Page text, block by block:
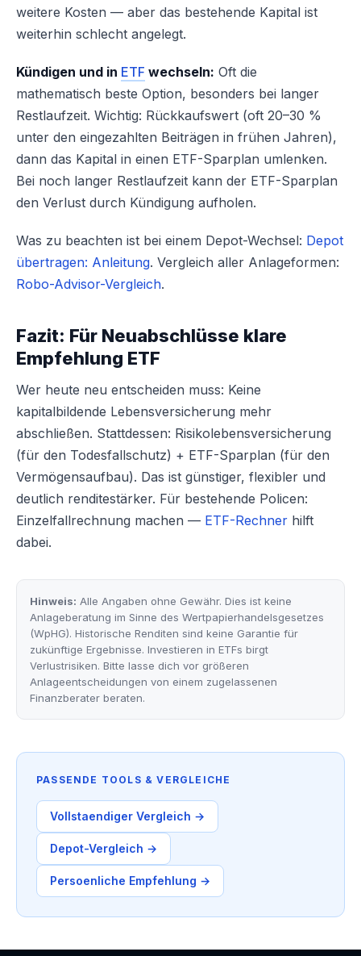
weitere Kosten — aber das bestehende Kapital ist
weiterhin schlecht angelegt.
Kündigen und in ETF wechseln: Oft die
mathematisch beste Option, besonders bei langer
Restlaufzeit. Wichtig: Rückkaufswert (oft 20–30 %
unter den eingezahlten Beiträgen in frühen Jahren),
dann das Kapital in einen ETF-Sparplan umlenken.
Bei noch langer Restlaufzeit kann der ETF-Sparplan
den Verlust durch Kündigung aufholen.
Was zu beachten ist bei einem Depot-Wechsel: Depot
übertragen: Anleitung. Vergleich aller Anlageformen:
Robo-Advisor-Vergleich.
Fazit: Für Neuabschlüsse klare
Empfehlung ETF
Wer heute neu entscheiden muss: Keine
kapitalbildende Lebensversicherung mehr
abschließen. Stattdessen: Risikolebensversicherung
(für den Todesfallschutz) + ETF-Sparplan (für den
Vermögensaufbau). Das ist günstiger, flexibler und
deutlich renditestärker. Für bestehende Policen:
Einzelfallrechnung machen — ETF-Rechner hilft
dabei.
Hinweis: Alle Angaben ohne Gewähr. Dies ist keine
Anlageberatung im Sinne des Wertpapierhandelsgesetzes
(WpHG). Historische Renditen sind keine Garantie für
zukünftige Ergebnisse. Investieren in ETFs birgt
Verlustrisiken. Bitte lasse dich vor größeren
Anlageentscheidungen von einem zugelassenen
Finanzberater beraten.
PASSENDE TOOLS & VERGLEICHE
Vollstaendiger Vergleich →
Depot-Vergleich →
Persoenliche Empfehlung →